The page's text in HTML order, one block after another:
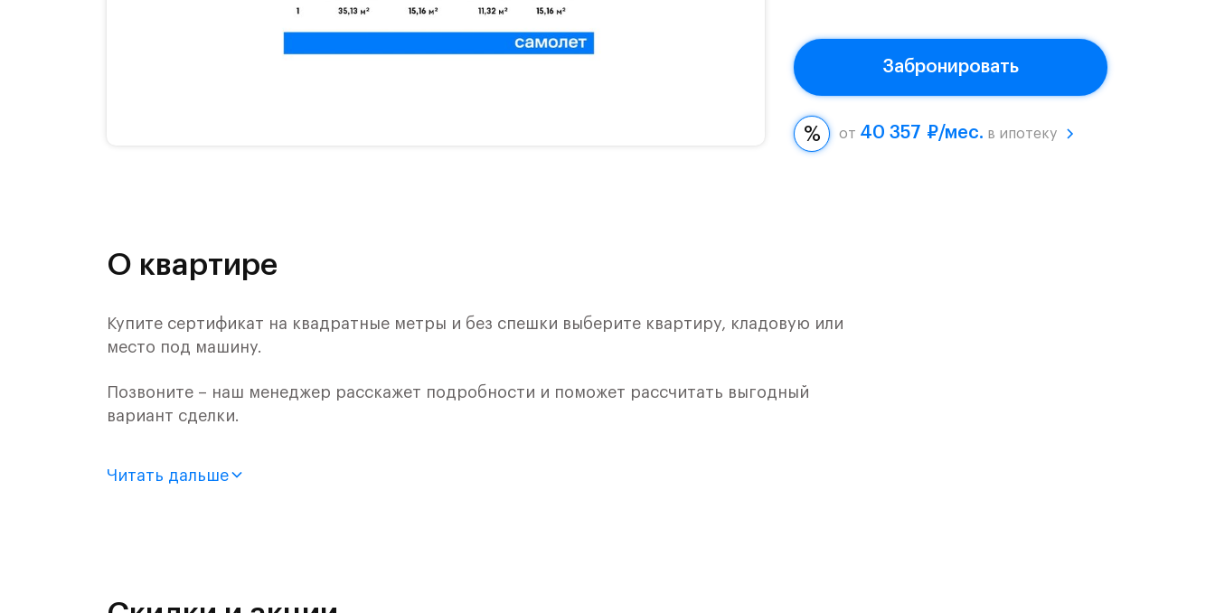
Забронировать
от 40 357 ₽/мес. в ипотеку
О квартире
Купите сертификат на квадратные метры и без спешки выберите квартиру, кладовую или
место под машину.
Позвоните – наш менеджер расскажет подробности и поможет рассчитать выгодный
вариант сделки.
монолитного дома (Корпус 55, Секция 1) в ЖК «Рублевский Квартал» от группы «Самолет».
и Подушкинским лесами.
Читать дальше